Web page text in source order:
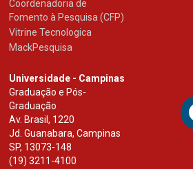
Coordenadoria de
Fomento à Pesquisa (CFP)
Vitrine Tecnologica
MackPesquisa
Universidade - Campinas
Graduação e Pós-
Graduação
Av. Brasil, 1220
Jd. Guanabara, Campinas
SP, 13073-148
(19) 3211-4100